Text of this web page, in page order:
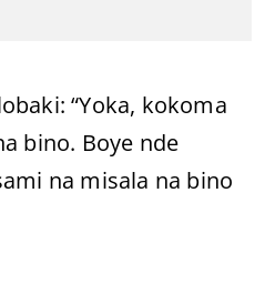
“Yoka, kokoma
bino. Boye nde
na misala na bino